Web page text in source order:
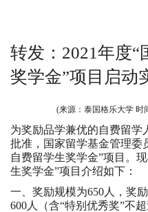
转发：2021年度“
奖学金”项目启动
(来源：泰国格乐大学 时
为奖励品学兼优的自费留学
批准，国家留学基金管理委
自费留学生奖学金”项目。
生奖学金”项目介绍如下：
一、奖励规模为650人，奖
600人（含“特别优秀奖”不